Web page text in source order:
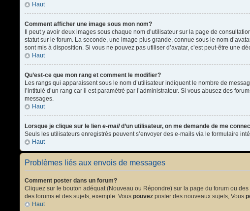
Haut
Comment afficher une image sous mon nom?
Il peut y avoir deux images sous chaque nom d’utilisateur sur la page de
statut sur le forum. La seconde, une image plus grande, connue sous le nom
sont mis à disposition. Si vous ne pouvez pas utiliser d’avatar, c’est peut-être une
Haut
Qu’est-ce que mon rang et comment le modifier?
Les rangs qui apparaissent sous le nom d’utilisateur indiquent le nombre de
l’intitulé d’un rang car il est paramétré par l’administrateur. Si vous abusez des
messages.
Haut
Lorsque je clique sur le lien e-maild’un utilisateur, on me demande de me
Seuls les utilisateurs enregistrés peuvent s’envoyer des e-mails via le formulaire
Haut
Problèmes liés aux envois de messages
Comment poster dans un forum?
Cliquez sur le bouton adéquat (Nouveau ou Répondre) sur la page du forum ou
des forums et des sujets, exemple: Vous pouvez poster des nouveaux sujets, Vous
Haut